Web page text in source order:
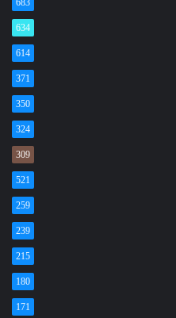
634
614
371
350
324
309
521
259
239
215
180
171